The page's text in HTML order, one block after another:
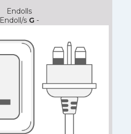
Endolls
Endoll/s G-